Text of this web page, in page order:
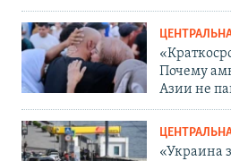
Почему
Азии не
«Украина